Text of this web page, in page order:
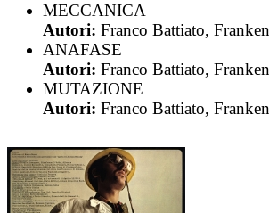
MECCANICA
Autori: Franco Battiato,
ANAFASE
Autori: Franco Battiato,
MUTAZIONE
Autori: Franco Battiato,